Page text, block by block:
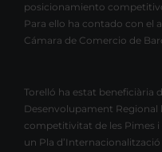
posicionamiento
Para ello ha contado con el
Cámara de Comercio de
Torelló ha estat beneficiària
Desenvolupament Regional
competitivitat de les Pimes i
un Pla